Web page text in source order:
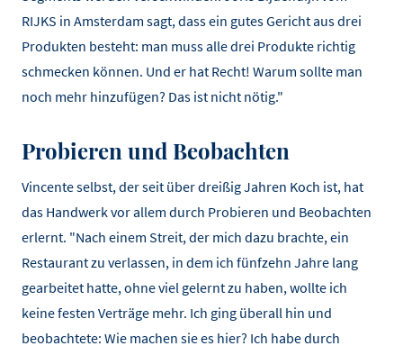
RIJKS in Amsterdam sagt, dass ein gutes Gericht aus drei
Produkten besteht: man muss alle drei Produkte richtig
schmecken können. Und er hat Recht! Warum sollte man
noch mehr hinzufügen? Das ist nicht nötig."
Probieren und Beobachten
Vincente selbst, der seit über dreißig Jahren Koch ist, hat
das Handwerk vor allem durch Probieren und Beobachten
erlernt. "Nach einem Streit, der mich dazu brachte, ein
Restaurant zu verlassen, in dem ich fünfzehn Jahre lang
gearbeitet hatte, ohne viel gelernt zu haben, wollte ich
keine festen Verträge mehr. Ich ging überall hin und
beobachtete: Wie machen sie es hier? Ich habe durch